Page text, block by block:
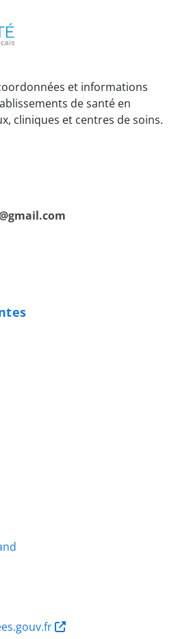
et informations
de santé en
cliniques et centres de soins.